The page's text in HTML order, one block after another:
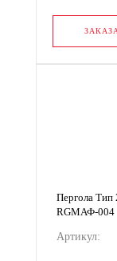
Пергола Тип
RGМАФ-004
Артикул: